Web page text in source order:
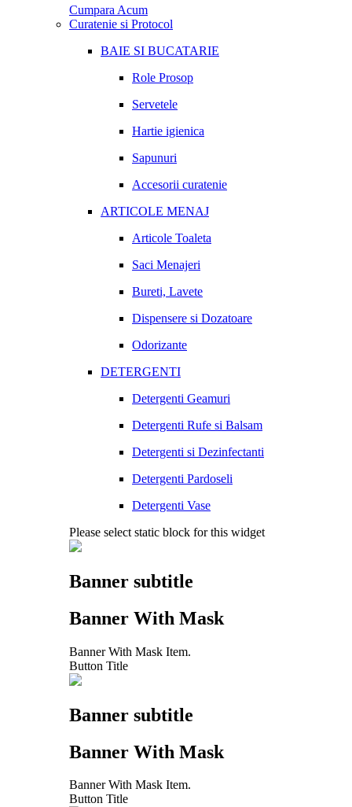
Cumpara Acum
Curatenie si Protocol
BAIE SI BUCATARIE
Role Prosop
Servetele
Hartie igienica
Sapunuri
Accesorii curatenie
ARTICOLE MENAJ
Articole Toaleta
Saci Menajeri
Bureti, Lavete
Dispensere si Dozatoare
Odorizante
DETERGENTI
Detergenti Geamuri
Detergenti Rufe si Balsam
Detergenti si Dezinfectanti
Detergenti Pardoseli
Detergenti Vase
Please select static block for this widget
Banner subtitle
Banner With Mask
Banner With Mask Item.
Button Title
Banner subtitle
Banner With Mask
Banner With Mask Item.
Button Title